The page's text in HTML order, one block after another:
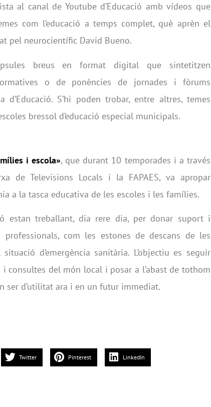
al canal de Youtube d’Educació amb vídeos que
com l’educació a temps complet, què aprèn el
pel neurocientífic David Bueno.
breus en format digital que sintetitzen
o de ponències de jornades i fòrums
d’Educació. S’hi poden trobar, entre altres, temes
bressol d’educació especial municipals.
i escola», que durant 10 temporades i a través
de Televisions Locals i la FAPAES, va apropar
a la tasca educativa de les escoles i les famílies.
estan treballant, dia rere dia, per donar suport i
com les estones de descans de les
d’emergència sanitària. L’objectiu es seguir
consultes del món local i posar a l’abast de tothom
ser d’utilitat ara i en un futur immediat.
Twitter Pinterest LinkedIn